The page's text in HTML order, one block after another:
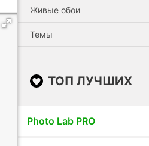
Живые обои
Темы
ТОП ЛУЧШИХ
Photo Lab PRO